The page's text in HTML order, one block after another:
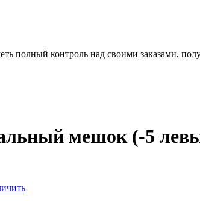
полный контроль над своими заказами,
мешок (-5